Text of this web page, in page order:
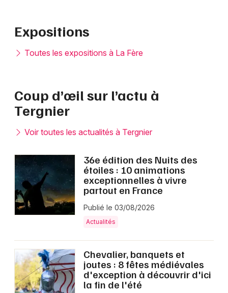
02 - Aisne
Choisir mes départements
Je m'abonne
Expositions
Toutes les expositions à La Fère
Coup d’œil sur l’actu à
Tergnier
Voir toutes les actualités à Tergnier
36e édition des Nuits des
étoiles : 10 animations
exceptionnelles à vivre
partout en France
Publié le 03/08/2026
Actualités
Chevalier, banquets et
joutes : 8 fêtes médiévales
d'exception à découvrir d'ici
la fin de l'été